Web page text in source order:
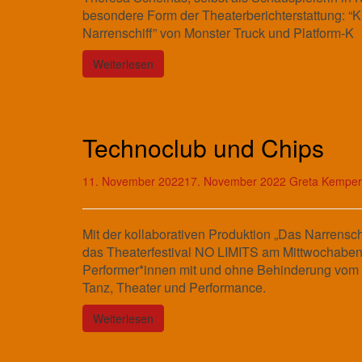
besondere Form der Theaterberichterstattung:
Narrenschiff” von Monster Truck und Platform-K
Weiterlesen
Technoclub und Chips
11. November 202217. November 2022 Greta Kemper
Mit der kollaborativen Produktion „Das
das Theaterfestival NO LIMITS am
Performer*innen mit und ohne Behinderung
Tanz, Theater und Performance.
Weiterlesen